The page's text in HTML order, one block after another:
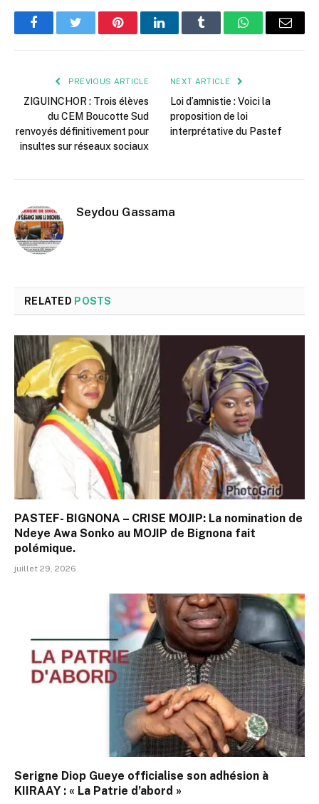
FacebookTwitter PinterestLinkedInTumblr WhatsAppEmail
PREVIOUS ARTICLE
ZIGUINCHOR : Trois élèves
du CEM Boucotte Sud
renvoyés définitivement pour
insultes sur réseaux sociaux
NEXT ARTICLE
Loi d’amnistie : Voici la
proposition de loi
interprétative du Pastef
Seydou Gassama
RELATED POSTS
PASTEF- BIGNONA – CRISE MOJIP: La nomination de
Ndeye Awa Sonko au MOJIP de Bignona fait
polémique.
juillet 29, 2026
Serigne Diop Gueye officialise son adhésion à
KIIRAAY : « La Patrie d’abord »